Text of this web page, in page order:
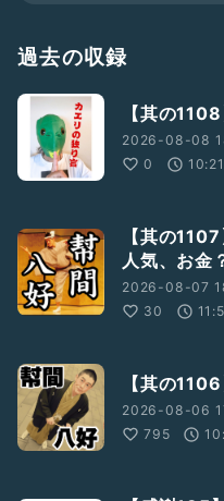
https://youtu.be/
https://youtu.be/
その他、決まり次第、順次
浅草見番
03 3874 3131
松廼家八好 ホームページ
http://www.matsunoya-
浅草見番 ホームページ
http://
浅草見番YouTube
https://m.youtube.com/
過去の収録
【其の
2026-08-08
0
10:21
【其の
人気、お金
2026-08-07
30
【其の
2026-08-06
795